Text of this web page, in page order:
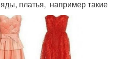
платья, например такие